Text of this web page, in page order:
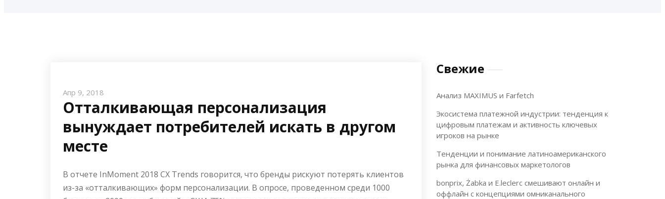
Апр 9, 2018
Отталкивающая персонализация
вынуждает потребителей искать в другом
месте
В отчете InMoment 2018 CX Trends говорится, что бренды рискуют потерять клиентов
из-за «отталкивающих» форм персонализации. В опросе, проведенном среди 1000
Свежие
Анализ MAXIMUS и Farfetch
Экосистема платежной индустрии: тенденция к
цифровым платежам и активность ключевых
игроков на рынке
Тенденции и понимание латиноамериканского
рынка для финансовых маркетологов
bonprix, Żabka и E.leclerc смешивают онлайн и
оффлайн с концепциями омниканального